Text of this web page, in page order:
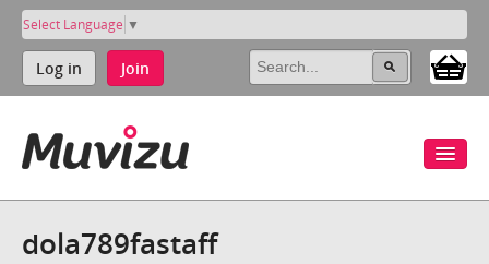
Select Language ▼
Log in Join
dola789fastaff